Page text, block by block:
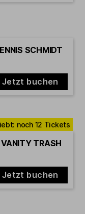
SCHMIDT
Jetzt buchen
TRASH
Jetzt buchen